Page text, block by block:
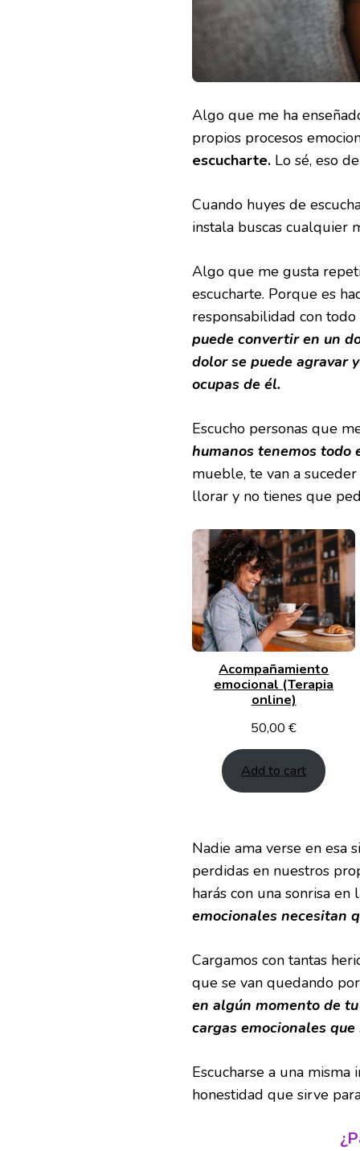
Algo que me ha
propios procesos
escucharte. Lo sé, eso
Cuando huyes de
instala buscas cualquier
Algo que me gusta
escucharte. Porque es
responsabilidad con
puede convertir en un
dolor se puede agravar
ocupas de él.
Escucho personas que
humanos tenemos todo
mueble, te van a suceder
llorar y no tienes que
Acompañamiento
emocional (Terapia
online)
50,00€
Add to cart
Nadie ama verse en esa
perdidas en nuestros
harás con una sonrisa en
emocionales necesitan
Cargamos con tantas
que se van quedando
en algún momento de
cargas emocionales
Escucharse a una
honestidad que sirve